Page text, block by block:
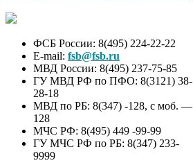
ФСБ России: 8(495) 224-22-22
E-mail: fsb@fsb.ru
МВД России: 8(495) 237-75-85
ГУ МВД РФ по ПФО: 8(3121) 38-
28-18
МВД по РБ: 8(347) -128, с моб. —
128
МЧС РФ: 8(495) 449 -99-99
ГУ МЧС РФ по РБ: 8(347) 233-
9999